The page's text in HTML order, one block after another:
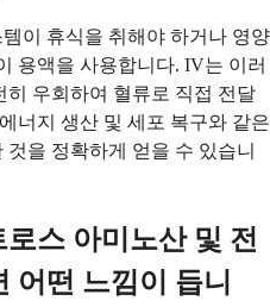
이 휴식을 취해야 하거나 영양
용액을 사용합니다. IV는 이러
히 우회하여 혈류로 직접 전달
너지 생산 및 세포 복구와 같은
을 정확하게 얻을 수 있습니
스 아미노산 및 전
어떤 느낌이 듭니